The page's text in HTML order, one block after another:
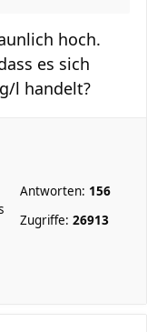
hoch.
es sich
l handelt?
Antworten: 156
Zugriffe: 26913